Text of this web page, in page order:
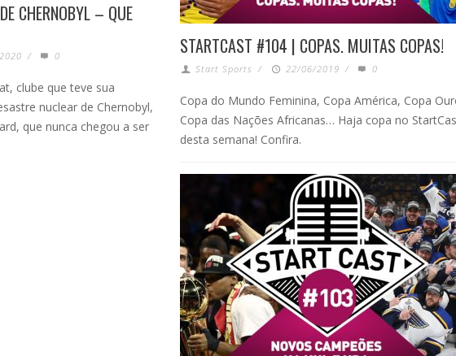
CHERNOBYL – QUE
/ 0
clube que teve sua
nuclear de Chernobyl,
que nunca chegou a ser
STARTCAST #104 | COPAS. MUITAS COPAS!
Start Sports / 22/06/2019 / 0
Copa do Mundo Feminina, Copa América, Copa
Copa das Nações Africanas… Haja copa no
desta semana! Confira.